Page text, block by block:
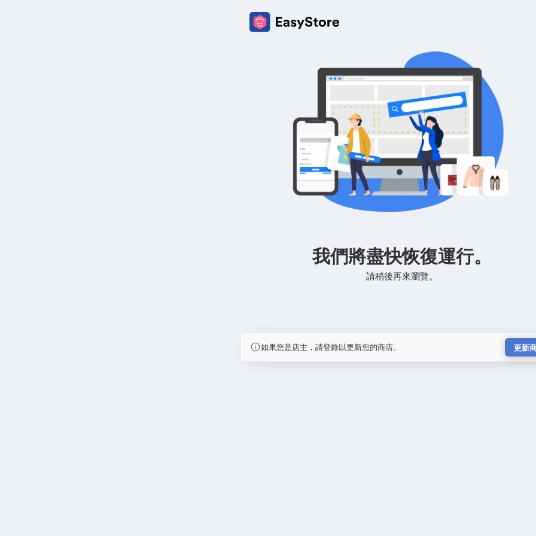
我們將盡快恢復運行。
請稍後再來瀏覽。
如果您是店主，請登錄以更新您的商店。 更新